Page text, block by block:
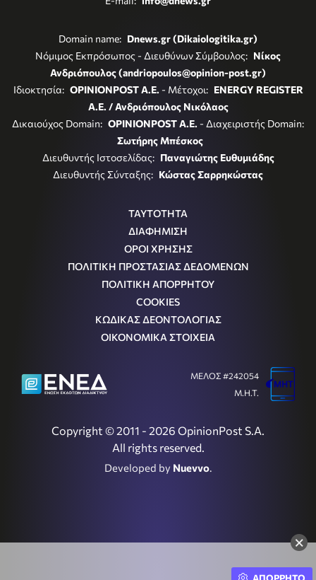
×
Domain name: Dnews.gr (Dikaiologitika.gr)
Νόμιμος Εκπρόσωπος - Διευθύνων Σύμβουλος: Νίκος
Ανδριόπουλος (andriopoulos@opinion-post.gr)
Ιδιοκτησία: OPINIONPOST A.E. - Μέτοχοι: ENERGY REGISTER
Α.Ε. / Ανδριόπουλος Νικόλαος
Δικαιούχος Domain: OPINIONPOST A.E. - Διαχειριστής Domain:
Σωτήρης Μπέσκος
Διευθυντής Ιστοσελίδας: Παναγιώτης Ευθυμιάδης
Διευθυντής Σύνταξης: Κώστας Σαρρηκώστας
ΤΑΥΤΟΤΗΤΑ
ΔΙΑΦΗΜΙΣΗ
ΟΡΟΙ ΧΡΗΣΗΣ
ΠΟΛΙΤΙΚΗ ΠΡΟΣΤΑΣΙΑΣ ΔΕΔΟΜΕΝΩΝ
ΠΟΛΙΤΙΚΗ ΑΠΟΡΡΗΤΟΥ
COOKIES
ΚΩΔΙΚΑΣ ΔΕΟΝΤΟΛΟΓΙΑΣ
ΟΙΚΟΝΟΜΙΚΑ ΣΤΟΙΧΕΙΑ
Copyright © 2011 - 2026 OpinionPost S.A.
All rights reserved.
Developed by Nuevvo.
ΜΕΛΟΣ #242054
Μ.Η.Τ.